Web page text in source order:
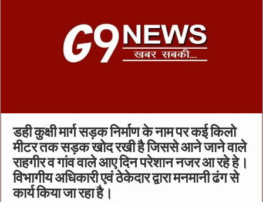
डही कुक्षी मार्ग सड़क निर्माण के नाम पर कई किलो
मीटर तक सड़क खोद रखी है जिससे आने जाने वाले
राहगीर व गांव वाले आए दिन परेशान नजर आ रहे हे।
विभागीय अधिकारी एवं ठेकेदार द्वारा मनमानी ढंग से
कार्य किया जा रहा है।